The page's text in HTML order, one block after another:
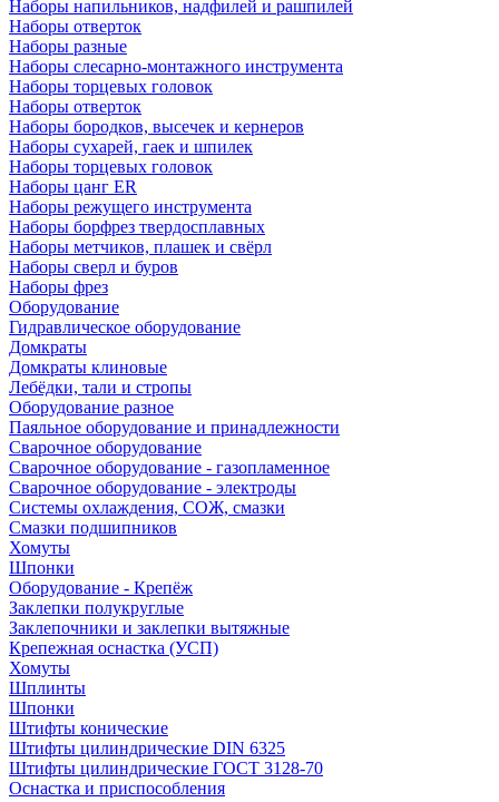
Наборы напильников, надфилей и рашпилей
Наборы отверток
Наборы разные
Наборы слесарно-монтажного инструмента
Наборы торцевых головок
Наборы отверток
Наборы бородков, высечек и кернеров
Наборы сухарей, гаек и шпилек
Наборы торцевых головок
Наборы цанг ER
Наборы режущего инструмента
Наборы борфрез твердосплавных
Наборы метчиков, плашек и свёрл
Наборы сверл и буров
Наборы фрез
Оборудование
Гидравлическое оборудование
Домкраты
Домкраты клиновые
Лебёдки, тали и стропы
Оборудование разное
Паяльное оборудование и принадлежности
Сварочное оборудование
Сварочное оборудование - газопламенное
Сварочное оборудование - электроды
Системы охлаждения, СОЖ, смазки
Смазки подшипников
Хомуты
Шпонки
Оборудование - Крепёж
Заклепки полукруглые
Заклепочники и заклепки вытяжные
Крепежная оснастка (УСП)
Хомуты
Шплинты
Шпонки
Штифты конические
Штифты цилиндрические DIN 6325
Штифты цилиндрические ГОСТ 3128-70
Оснастка и приспособления